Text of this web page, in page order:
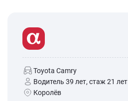
Toyota Camry
Водитель 39 лет, стаж 21 лет
Королёв